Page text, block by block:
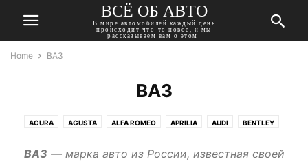
ВСЁ ОБ АВТО
В мире автомобилей каждый день
происходит что-то новое, и мы
рассказываем вам о этом!
Home ВАЗ
ВАЗ
ACURA AGUSTA ALFA ROMEO APRILIA AUDI BENTLEY
CITROEN DACIA DAEWOO DAIHATSU DATSUN DODGE
ВАЗ — марка авто из России, известная своей